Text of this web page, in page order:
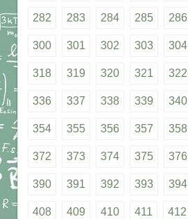
282 283 284 285 286
300 301 302 303 304
318 319 320 321 322
336 337 338 339 340
354 355 356 357 358
372 373 374 375 376
390 391 392 393 394
408 409 410 411 412